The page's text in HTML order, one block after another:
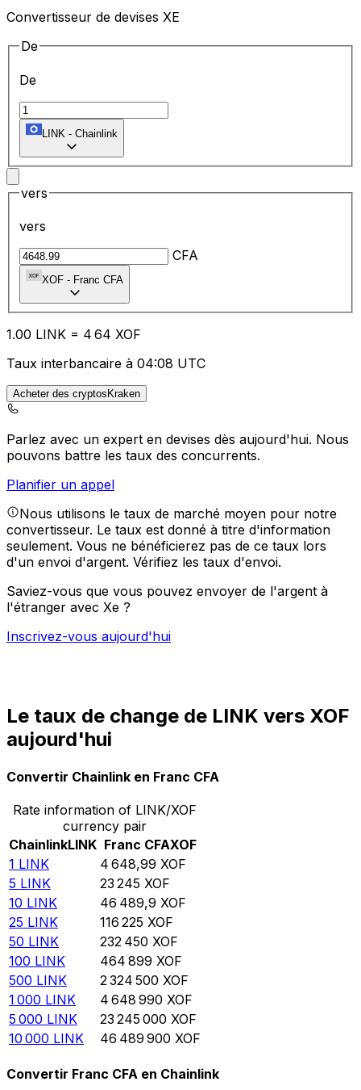
Convertisseur de devises XE
De
De
LINK - Chainlink
vers
vers
CFA
XOF - Franc CFA
1.00 LINK = 4 64 XOF
Taux interbancaire à 04:08 UTC
Acheter des cryptosKraken
Parlez avec un expert en devises dès aujourd'hui. Nous
pouvons battre les taux des concurrents.
Planifier un appel
Nous utilisons le taux de marché moyen pour notre
convertisseur. Le taux est donné à titre d'information
seulement. Vous ne bénéficierez pas de ce taux lors
d'un envoi d'argent. Vérifiez les taux d'envoi.
Saviez-vous que vous pouvez envoyer de l'argent à
l'étranger avec Xe ?
Inscrivez-vous aujourd'hui
Le taux de change de LINK vers XOF
aujourd'hui
Convertir Chainlink en Franc CFA
Rate information of LINK/XOF
currency pair
ChainlinkLINK Franc CFAXOF
1 LINK 4 648,99 XOF
5 LINK 23 245 XOF
10 LINK 46 489,9 XOF
25 LINK 116 225 XOF
50 LINK 232 450 XOF
100 LINK 464 899 XOF
500 LINK 2 324 500 XOF
1 000 LINK 4 648 990 XOF
5 000 LINK 23 245 000 XOF
10 000 LINK 46 489 900 XOF
Convertir Franc CFA en Chainlink